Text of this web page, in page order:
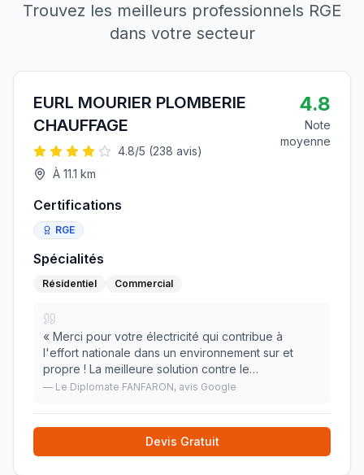
Trouvez les meilleurs professionnels RGE
dans votre secteur
EURL MOURIER PLOMBERIE
CHAUFFAGE
4.8/5 (238 avis)
À 11.1 km
4.8
Note
moyenne
Certifications
RGE
Spécialités
Résidentiel Commercial
« Merci pour votre électricité qui contribue à
l'effort nationale dans un environnement sur et
propre ! La meilleure solution contre le
réchauffement climatique nous l'oublions pas. 🙏
— Le Diplomate FANFARON, avis Google
Devis Gratuit